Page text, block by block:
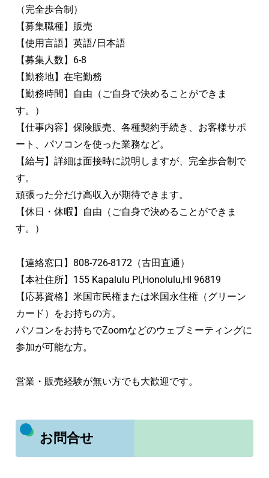
（完全歩合制）
【募集職種】販売
【使用言語】英語/日本語
【募集人数】6-8
【勤務地】在宅勤務
【勤務時間】自由（ご自身で決めることができま
す。）
【仕事内容】保険販売、各種契約手続き、お客様サポ
ート、パソコンを使った業務など。
【給与】詳細は面接時に説明しますが、完全歩合制で
す。
頑張った分だけ高収入が期待できます。
【休日・休暇】自由（ご自身で決めることができま
す。）
【連絡窓口】808-726-8172（古田直通）
【本社住所】155 Kapalulu Pl,Honolulu,HI 96819
【応募資格】米国市民権または米国永住権（グリーン
カード）をお持ちの方。
パソコンをお持ちでZoomなどのウェブミーティングに
参加が可能な方。
営業・販売経験が無い方でも大歓迎です。
お問合せ